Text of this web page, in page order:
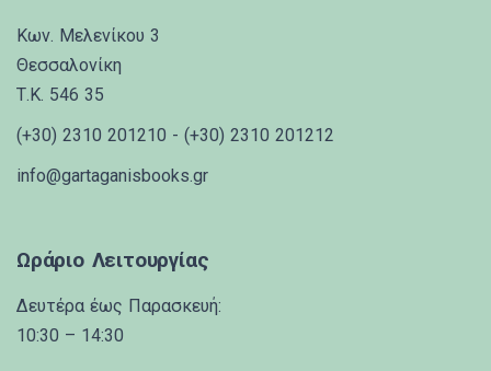
Κων. Μελενίκου 3
Θεσσαλονίκη
Τ.Κ. 546 35
(+30) 2310 201210 - (+30) 2310 201212
info@gartaganisbooks.gr
Ωράριο Λειτουργίας
Δευτέρα έως Παρασκευή:
10:30 – 14:30